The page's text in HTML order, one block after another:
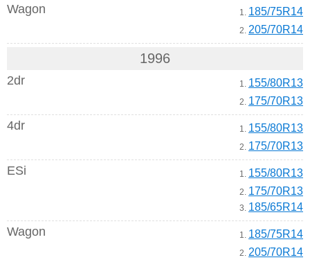
Wagon 1. 185/75R14
2. 205/70R14
1996
2dr 1. 155/80R13
2. 175/70R13
4dr 1. 155/80R13
2. 175/70R13
ESi 1. 155/80R13
2. 175/70R13
3. 185/65R14
Wagon 1. 185/75R14
2. 205/70R14